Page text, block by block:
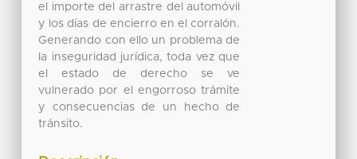
el importe del arrastre del automóvil
y los días de encierro en el corralón.
Generando con ello un problema de
la inseguridad jurídica, toda vez que
el estado de derecho se ve
vulnerado por el engorroso trámite
y consecuencias de un hecho de
tránsito.